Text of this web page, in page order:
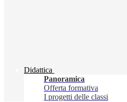
Didattica
Panoramica
Offerta formativa
I progetti delle classi